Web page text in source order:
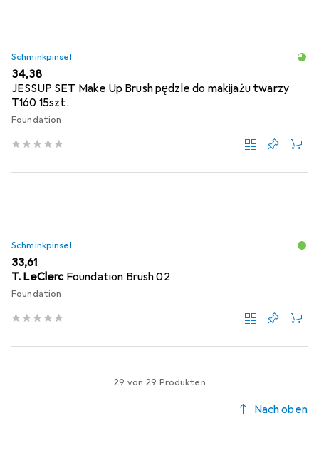
Schminkpinsel
EUR
34,38
JESSUP SET Make Up Brush pędzle do makijażu twarzy
T160 15szt.
Foundation
Schminkpinsel
EUR
33,61
T. LeClerc Foundation Brush 02
Foundation
29 von 29 Produkten
Nach oben